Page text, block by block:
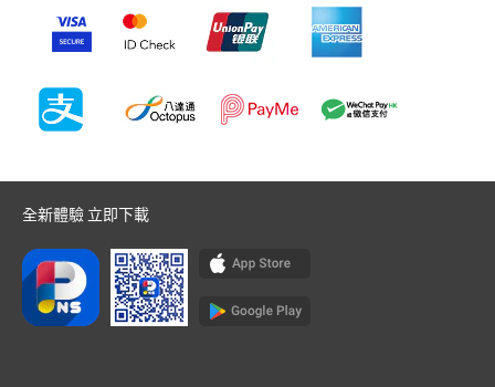
全新體驗 立即下載